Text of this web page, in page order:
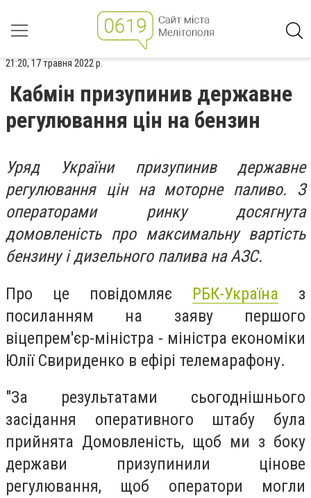
21:20, 17 травня 2022 р.
Кабмін призупинив державне
регулювання цін на бензин
Уряд України призупинив державне
регулювання цін на моторне паливо. З
операторами ринку досягнута
домовленість про максимальну вартість
бензину і дизельного палива на АЗС.
Про це повідомляє РБК-Україна з
посиланням на заяву першого
віцепрем'єр-міністра - міністра економіки
Юлії Свириденко в ефірі телемарафону.
"За результатами сьогоднішнього
засідання оперативного штабу була
прийнята Домовленість, щоб ми з боку
держави призупинили цінове
регулювання, щоб оператори могли